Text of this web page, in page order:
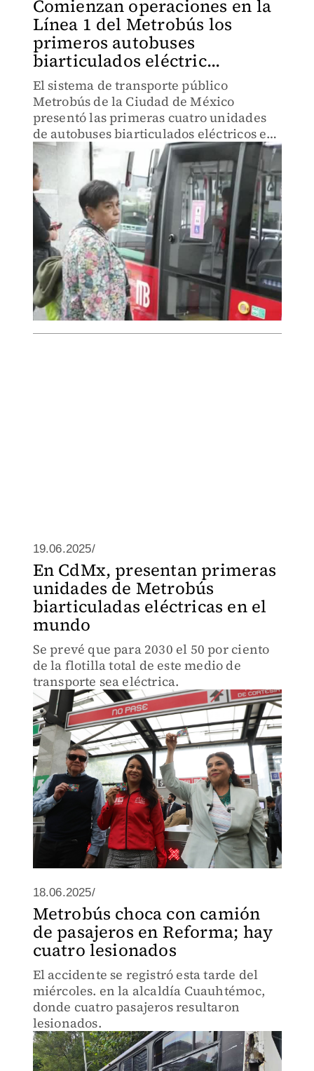
Comienzan operaciones en la
Línea 1 del Metrobús los
primeros autobuses
biarticulados eléctric...
El sistema de transporte público
Metrobús de la Ciudad de México
presentó las primeras cuatro unidades
de autobuses biarticulados eléctricos en
la capital, las cuales son únicas en el
mundo.
19.06.2025/
En CdMx, presentan primeras
unidades de Metrobús
biarticuladas eléctricas en el
mundo
Se prevé que para 2030 el 50 por ciento
de la flotilla total de este medio de
transporte sea eléctrica.
18.06.2025/
Metrobús choca con camión
de pasajeros en Reforma; hay
cuatro lesionados
El accidente se registró esta tarde del
miércoles. en la alcaldía Cuauhtémoc,
donde cuatro pasajeros resultaron
lesionados.